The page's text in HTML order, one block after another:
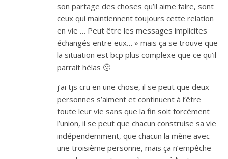
son partage des choses qu’il aime faire, sont
ceux qui maintiennent toujours cette relation
en vie … Peut être les messages implicites
échangés entre eux… » mais ça se trouve que
la situation est bcp plus complexe que ce qu’il
parrait hélas 🙁
j’ai tjs cru en une chose, il se peut que deux
personnes s’aiment et continuent à l’être
toute leur vie sans que la fin soit forcément
l’union, il se peut que chacun construise sa vie
indépendemment, que chacun la mène avec
une troisième personne, mais ça n’empêche